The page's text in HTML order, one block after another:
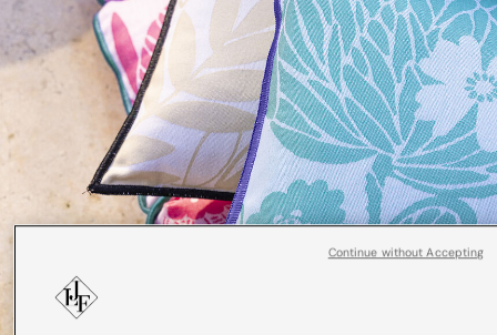
Continue without Accepting